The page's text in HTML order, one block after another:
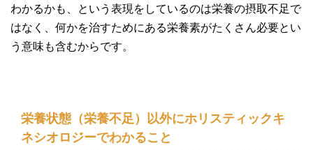
わかるかも、という表現をしているのは栄養の摂取不足で
はなく、何かを治すためにある栄養素がたくさん必要とい
う意味も含むからです。
栄養状態（栄養不足）以外にホリスティックキ
ネシオロジーでわかること